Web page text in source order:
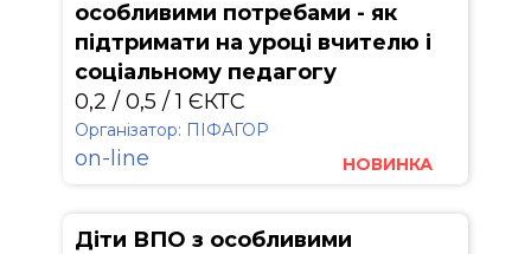
особливими потребами - як
підтримати на уроці вчителю і
соціальному педагогу
0,2 / 0,5 / 1 ЄКТС
Організатор: ПІФАГОР
on-line НОВИНКА
Діти ВПО з особливими